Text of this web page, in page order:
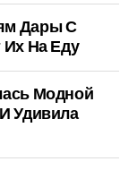
Дары С
На Еду
Модной
Удивила